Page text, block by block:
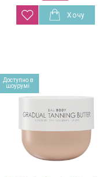
Доступно в
шоурумі